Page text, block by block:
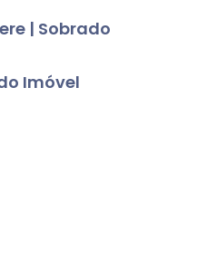
| Sobrado
Imóvel